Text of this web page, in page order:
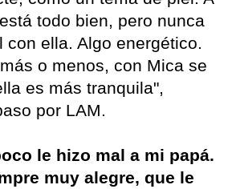
todo bien, pero nunca
con ella. Algo energético.
o menos, con Mica se
es más tranquila",
por LAM.
le hizo mal a mi papá.
muy alegre, que le